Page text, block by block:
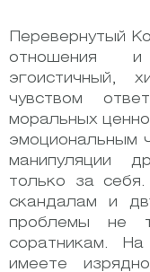
Перевернутый
отношения и
эгоистичный,
чувством
моральных
эмоциональным
манипуляции
только за
скандалам и
проблемы не
соратникам.
имеете